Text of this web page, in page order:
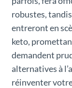
robustes,
entreront en
keto,
demandent
alternatives à
réinventer